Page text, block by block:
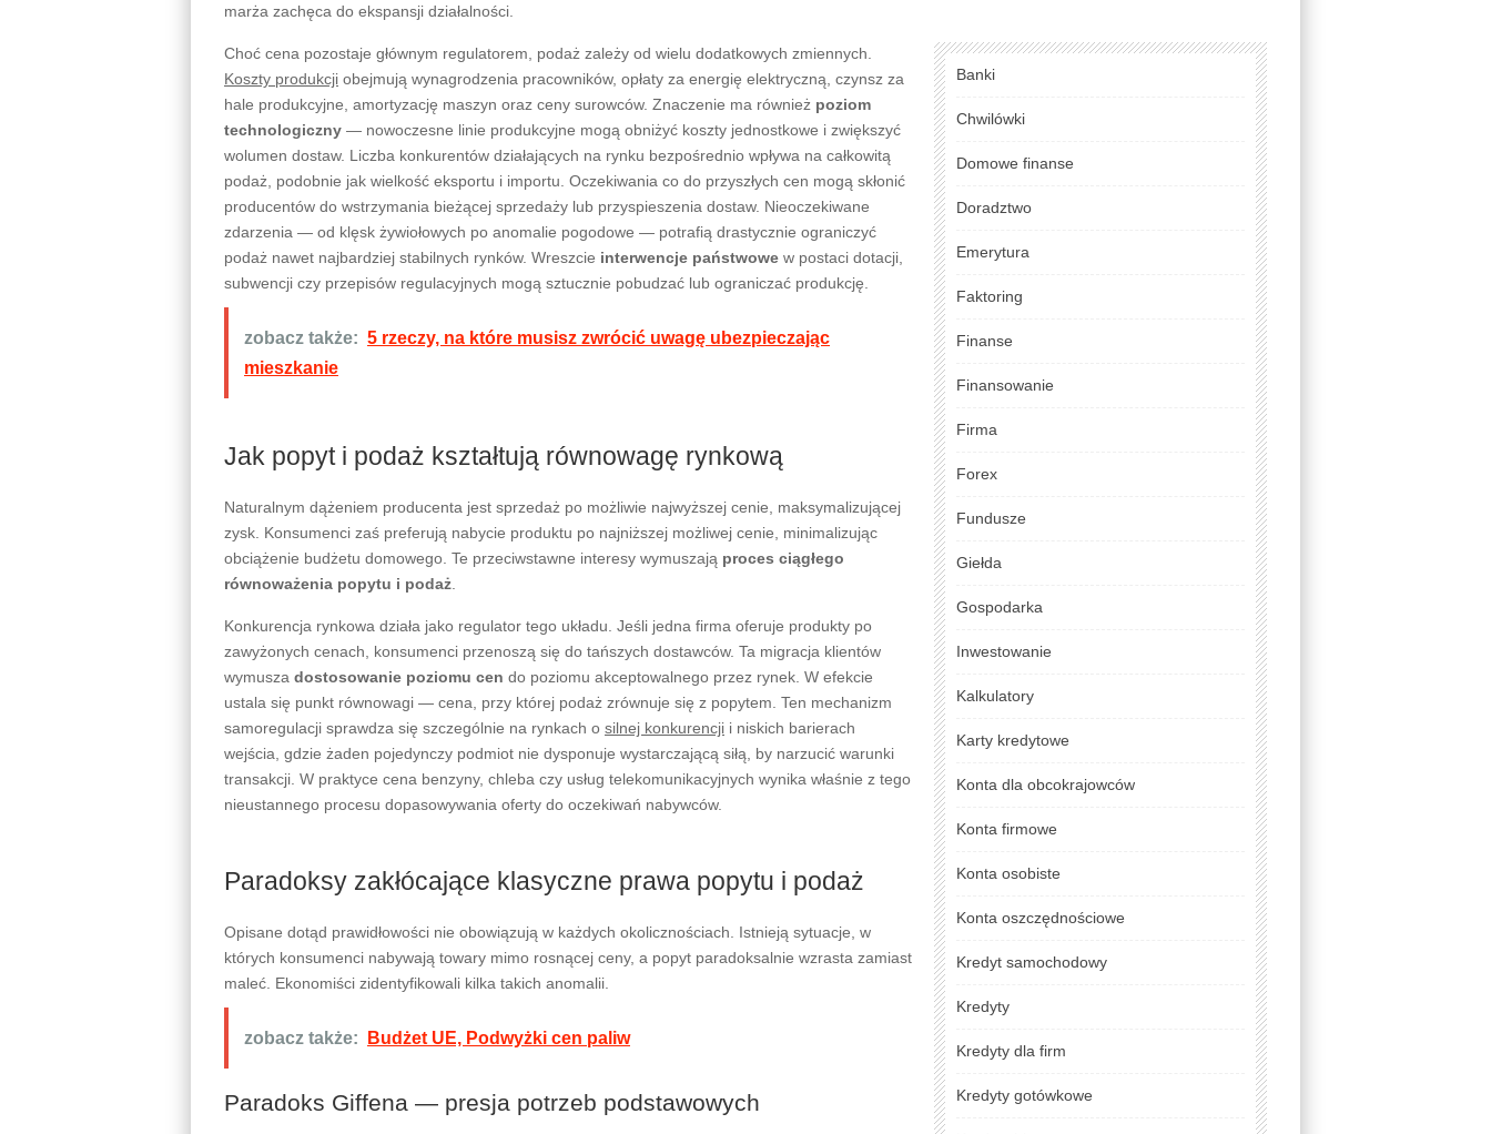
marża zachęca do ekspansji działalności.
Choć cena pozostaje głównym regulatorem, podaż zależy od wielu dodatkowych zmiennych.
Koszty produkcji obejmują wynagrodzenia pracowników, opłaty za energię elektryczną, czynsz za
hale produkcyjne, amortyzację maszyn oraz ceny surowców. Znaczenie ma również poziom
technologiczny — nowoczesne linie produkcyjne mogą obniżyć koszty jednostkowe i zwiększyć
wolumen dostaw. Liczba konkurentów działających na rynku bezpośrednio wpływa na całkowitą
podaż, podobnie jak wielkość eksportu i importu. Oczekiwania co do przyszłych cen mogą skłonić
producentów do wstrzymania bieżącej sprzedaży lub przyspieszenia dostaw. Nieoczekiwane
zdarzenia — od klęsk żywiołowych po anomalie pogodowe — potrafią drastycznie ograniczyć
podaż nawet najbardziej stabilnych rynków. Wreszcie interwencje państwowe w postaci dotacji,
subwencji czy przepisów regulacyjnych mogą sztucznie pobudzać lub ograniczać produkcję.
zobacz także: 5 rzeczy, na które musisz zwrócić uwagę ubezpieczając
mieszkanie
Jak popyt i podaż kształtują równowagę rynkową
Naturalnym dążeniem producenta jest sprzedaż po możliwie najwyższej cenie, maksymalizującej
zysk. Konsumenci zaś preferują nabycie produktu po najniższej możliwej cenie, minimalizując
obciążenie budżetu domowego. Te przeciwstawne interesy wymuszają proces ciągłego
równoważenia popytu i podaż
Konkurencja rynkowa działa jako regulator tego układu. Jeśli jedna firma oferuje produkty po
zawyżonych cenach, konsumenci przenoszą się do tańszych dostawców. Ta migracja klientów
wymusza dostosowanie poziomu cen do poziomu akceptowalnego przez rynek. W efekcie
ustala się punkt równowagi — cena, przy której podaż zrównuje się z popytem. Ten mechanizm
samoregulacji sprawdza się szczególnie na rynkach o silnej konkurencji i niskich barierach
wejścia, gdzie żaden pojedynczy podmiot nie dysponuje wystarczającą siłą, by narzucić warunki
transakcji. W praktyce cena benzyny, chleba czy usług telekomunikacyjnych wynika właśnie z tego
nieustannego procesu dopasowywania oferty do oczekiwań nabywców.
Paradoksy zakłócające klasyczne prawa popytu i podaż
Opisane dotąd prawidłowości nie obowiązują w każdych okolicznościach. Istnieją sytuacje, w
których konsumenci nabywają towary mimo rosnącej ceny, a popyt paradoksalnie wzrasta zamiast
maleć. Ekonomiści zidentyfikowali kilka takich anomalii.
zobacz także: Budżet UE, Podwyżki cen paliw
Paradoks Giffena — presja potrzeb podstawowych
Banki
Chwilówki
Domowe finanse
Doradztwo
Emerytura
Faktoring
Finanse
Finansowanie
Firma
Forex
Fundusze
Giełda
Gospodarka
Inwestowanie
Kalkulatory
Karty kredytowe
Konta dla obcokrajowców
Konta firmowe
Konta osobiste
Konta oszczędnościowe
Kredyt samochodowy
Kredyty
Kredyty dla firm
Kredyty gotówkowe